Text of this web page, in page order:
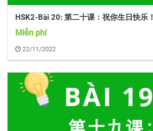
HSK2-Bài 20: 第二十课：祝你生日快乐！
Miễn phí
22/11/2022